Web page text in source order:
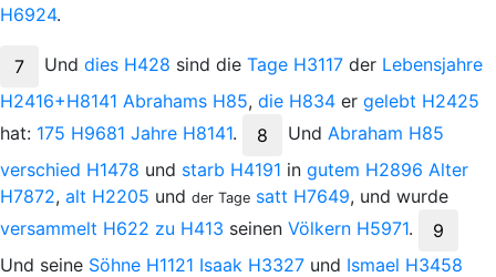
H6924.
7 Und dies H428 sind die Tage H3117 der Lebensjahre
H2416+H8141 Abrahams H85, die H834 er gelebt H2425
hat: 175 H9681 Jahre H8141. 8 Und Abraham H85
verschied H1478 und starb H4191 in gutem H2896 Alter
H7872, alt H2205 und der Tage satt H7649, und wurde
versammelt H622 zu H413 seinen Völkern H5971.
9
Und seine Söhne H1121 Isaak H3327 und Ismael H3458